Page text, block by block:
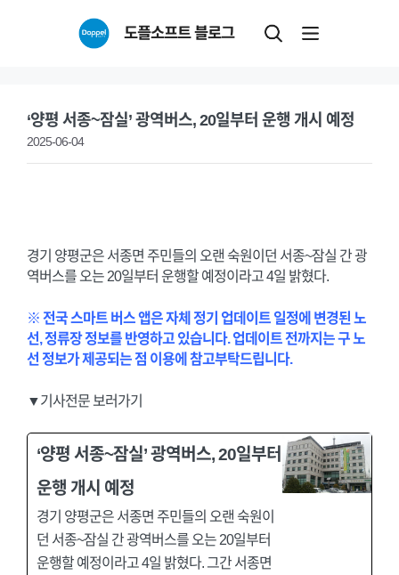
도플소프트 블로그
‘양평 서종~잠실’ 광역버스, 20일부터 운행 개시 예정
2025-06-04
경기 양평군은 서종면 주민들의 오랜 숙원이던 서종~잠실 간 광
역버스를 오는 20일부터 운행할 예정이라고 4일 밝혔다.
※ 전국 스마트 버스 앱은 자체 정기 업데이트 일정에 변경된 노
선, 정류장 정보를 반영하고 있습니다. 업데이트 전까지는 구 노
선 정보가 제공되는 점 이용에 참고부탁드립니다.
▼기사전문 보러가기
‘양평 서종~잠실’ 광역버스, 20일부터
운행 개시 예정
경기 양평군은 서종면 주민들의 오랜 숙원이
던 서종~잠실 간 광역버스를 오는 20일부터
운행할 예정이라고 4일 밝혔다. 그간 서종면